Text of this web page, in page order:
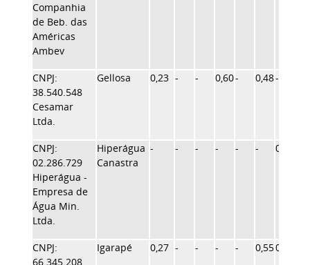
Companhia
de Beb. das
Américas
Ambev
CNPJ:
38.540.548
Cesamar
Ltda.
Gellosa 0,23 - - 0,60- 0,48-
CNPJ:
02.286.729
Hiperágua -
Empresa de
Água Min.
Ltda.
Hiperágua
Canastra
- - - - - - 0,48
CNPJ:
66.345.208
Igarapé 0,27 - - - - 0,550,48